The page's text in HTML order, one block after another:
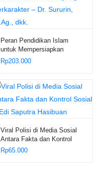
Peran Pendidikan Islam
untuk Mempersiapkan
Generasi Emas Islam yang
Berkarakter – Dr. Sururin,
Rp203.000
Viral Polisi di Media Sosial
Antara Fakta dan Kontrol
Sosial – Edi Saputra
Rp65.000